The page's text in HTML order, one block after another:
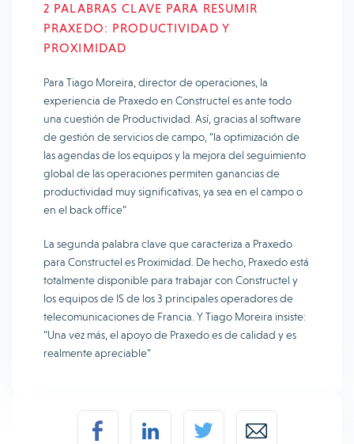
2 PALABRAS CLAVE PARA RESUMIR
PRAXEDO: PRODUCTIVIDAD Y
PROXIMIDAD
Para Tiago Moreira, director de operaciones, la
experiencia de Praxedo en Constructel es ante todo
una cuestión de Productividad. Así, gracias al software
de gestión de servicios de campo, “la optimización de
las agendas de los equipos y la mejora del seguimiento
global de las operaciones permiten ganancias de
productividad muy significativas, ya sea en el campo o
en el back office”
La segunda palabra clave que caracteriza a Praxedo
para Constructel es Proximidad. De hecho, Praxedo está
totalmente disponible para trabajar con Constructel y
los equipos de IS de los 3 principales operadores de
telecomunicaciones de Francia. Y Tiago Moreira insiste:
“Una vez más, el apoyo de Praxedo es de calidad y es
realmente apreciable”